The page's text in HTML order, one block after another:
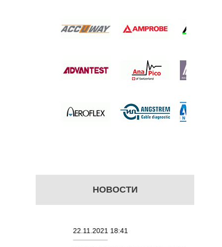
НОВОСТИ
22.11.2021 18:41